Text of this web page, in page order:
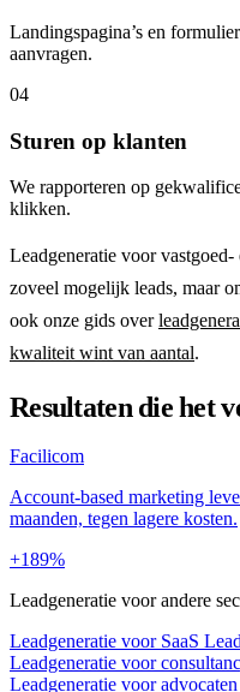
Landingspagina’s en
aanvragen.
04
Sturen op klanten
We rapporteren op
klikken.
Leadgeneratie voor
zoveel mogelijk leads, maar
ook onze gids over
kwaliteit wint van aantal.
Resultaten die het
Facilicom
Account-based marketing
maanden, tegen lagere kosten.
+189%
Leadgeneratie voor andere
Leadgeneratie voor SaaS
Leadgeneratie voor
Leadgeneratie voor advocaten